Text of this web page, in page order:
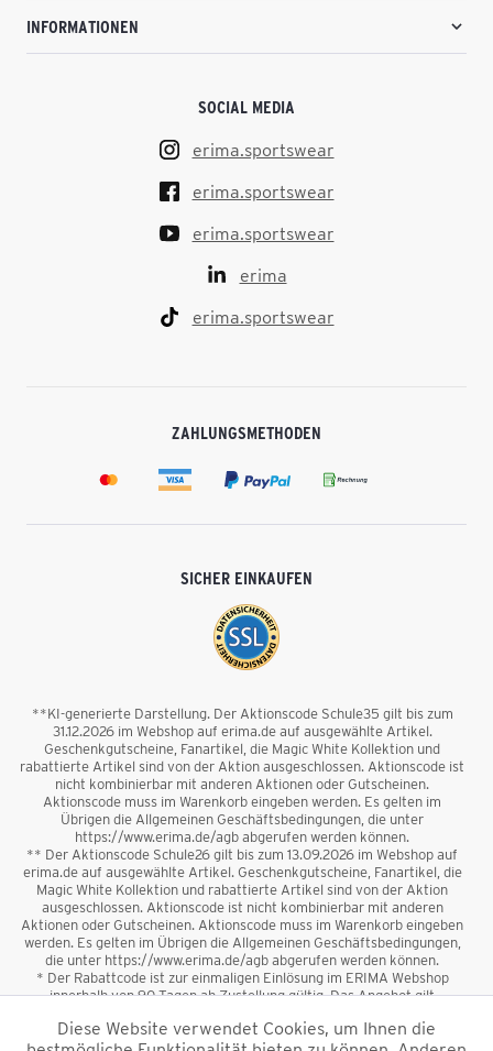
INFORMATIONEN
SOCIAL MEDIA
erima.sportswear
erima.sportswear
erima.sportswear
erima
erima.sportswear
ZAHLUNGSMETHODEN
SICHER EINKAUFEN
**KI-generierte Darstellung. Der Aktionscode Schule35 gilt bis zum
31.12.2026 im Webshop auf erima.de auf ausgewählte Artikel.
Geschenkgutscheine, Fanartikel, die Magic White Kollektion und
rabattierte Artikel sind von der Aktion ausgeschlossen. Aktionscode ist
nicht kombinierbar mit anderen Aktionen oder Gutscheinen.
Aktionscode muss im Warenkorb eingeben werden. Es gelten im
Übrigen die Allgemeinen Geschäftsbedingungen, die unter
https://www.erima.de/agb abgerufen werden können.
** Der Aktionscode Schule26 gilt bis zum 13.09.2026 im Webshop auf
erima.de auf ausgewählte Artikel. Geschenkgutscheine, Fanartikel, die
Magic White Kollektion und rabattierte Artikel sind von der Aktion
ausgeschlossen. Aktionscode ist nicht kombinierbar mit anderen
Aktionen oder Gutscheinen. Aktionscode muss im Warenkorb eingeben
werden. Es gelten im Übrigen die Allgemeinen Geschäftsbedingungen,
die unter https://www.erima.de/agb abgerufen werden können.
* Der Rabattcode ist zur einmaligen Einlösung im ERIMA Webshop
innerhalb von 90 Tagen ab Zustellung gültig. Das Angebot gilt
sowie Geschenkgutscheine sind vom Rabatt ausgeschlossen. Der
Diese Website verwendet Cookies, um Ihnen die